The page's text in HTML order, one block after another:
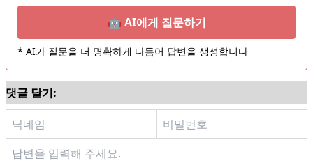
🤖 AI에게 질문하기
* AI가 질문을 더 명확하게 다듬어 답변을 생성합니다
댓글 달기: